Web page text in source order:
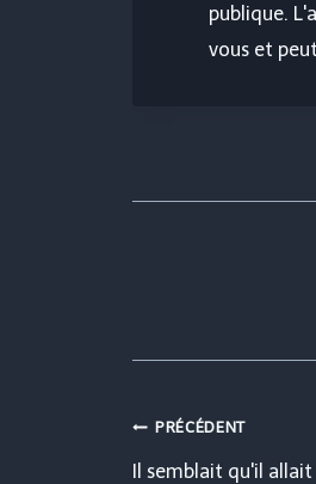
publique.
vous et
PRÉCÉDENT
Il semblait qu'il